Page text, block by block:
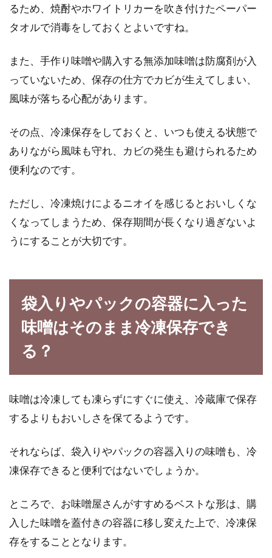
るため、焼酎やホワイトリカーを吹き付けたペーパー
タオルで消毒をしておくとよいですね。
また、手作り味噌や購入する無添加味噌は防腐剤が入
っていないため、保存の仕方でカビが生えてしまい、
風味が落ちる心配があります。
その点、冷凍保存をしておくと、いつも使える状態で
ありながら風味も守れ、カビの発生も避けられるため
便利なのです。
ただし、冷凍焼けによるニオイを感じるとおいしくな
くなってしまうため、保存期間が長くなり過ぎないよ
うにすることが大切です。
袋入りやパックの容器に入った
味噌はそのまま冷凍保存でき
る？
味噌は冷凍しても凍らずにすぐに使え、冷蔵庫で保存
するよりもおいしさを保てるようです。
それならば、袋入りやパックの容器入りの味噌も、冷
凍保存できると便利ではないでしょうか。
ところで、お味噌屋さんがすすめるベストな形は、購
入した味噌を蓋付きの容器に移し変えた上で、冷凍保
存をすることとなります。